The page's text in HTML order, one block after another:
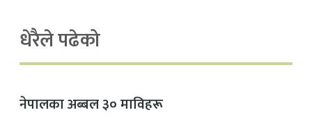
धेरैले पढेको
नेपालका अब्बल ३० माविहरू